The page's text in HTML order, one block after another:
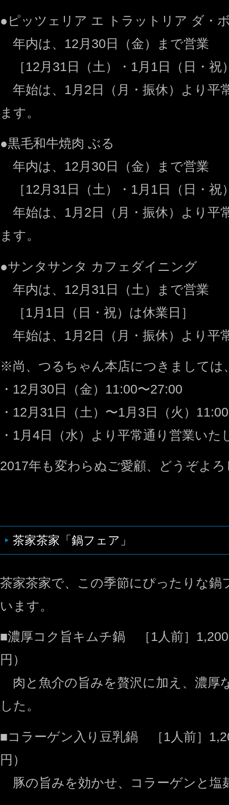
●ピッツェリア エ トラットリア ダ・
年内は、12月30日（金）まで営業
［12月31日（土）・1月1日（日・祝
年始は、1月2日（月・振休）より平
ます。
●黒毛和牛焼肉 ぶる
年内は、12月30日（金）まで営業
［12月31日（土）・1月1日（日・祝
年始は、1月2日（月・振休）より平
ます。
●サンタサンタ カフェダイニング
年内は、12月31日（土）まで営業
［1月1日（日・祝）は休業日］
年始は、1月2日（月・振休）より平
※尚、つるちゃん本店につきましては
・12月30日（金）11:00〜27:00
・12月31日（土）〜1月3日（火）
・1月4日（水）より平常通り営業いた
2017年も変わらぬご愛顧、どうぞよ
茶家茶家「鍋フェア」
茶家茶家で、この季節にぴったりな鍋
います。
■濃厚コク旨キムチ鍋 ［1人前］
円）
肉と魚介の旨みを贅沢に加え、濃厚
した。
■コラーゲン入り豆乳鍋 ［1人前］
円）
豚の旨みを効かせ、コラーゲンと塩